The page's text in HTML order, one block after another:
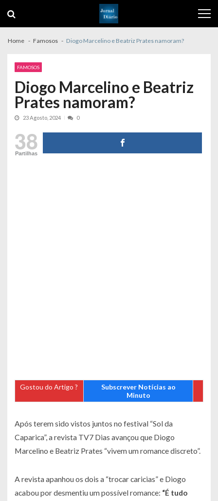
navigation
content
Home Famosos Diogo Marcelino e Beatriz Prates namoram?
FAMOSOS
Diogo Marcelino e Beatriz
Prates namoram?
23 Agosto, 2024 0
38
Partilhas
Gostou do Artigo ?
Subscrever Notícias ao
Minuto
Após terem sido vistos juntos no festival “Sol da
Caparica”, a revista TV7 Dias avançou que Diogo
Marcelino e Beatriz Prates “vivem um romance discreto”.
A revista apanhou os dois a “trocar caricias” e Diogo
acabou por desmentiu um possível romance: “É tudo